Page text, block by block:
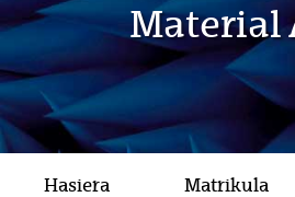
Material
Hasiera Matrikula